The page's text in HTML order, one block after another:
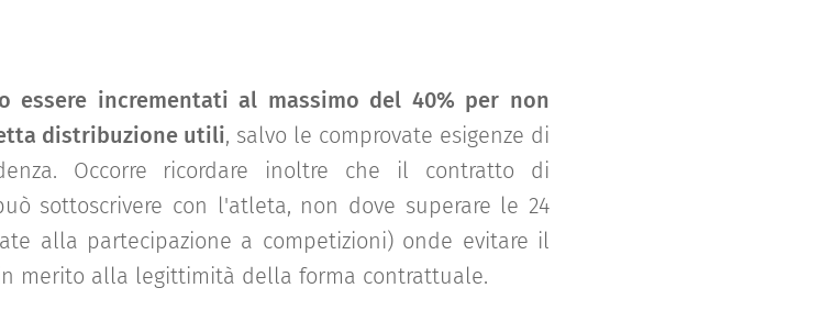
essere incrementati al massimo del 40% per non
distribuzione utili, salvo le comprovate esigenze di
Occorre ricordare inoltre che il contratto di
sottoscrivere con l'atleta, non dove superare le 24
alla partecipazione a competizioni) onde evitare il
merito alla legittimità della forma contrattuale.